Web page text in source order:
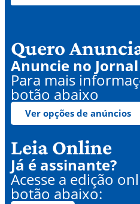
Quero
Anuncie no
Para mais
botão abaixo
Ver opções de anúncios
Leia Online
Já é assinante?
Acesse a edição
botão abaixo: